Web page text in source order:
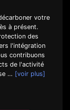
votre
à présent.
des
l'intégration
contribuons
de l'activité
… [voir plus]